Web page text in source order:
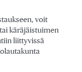
voit
käräjäistuimen
liittyvissä